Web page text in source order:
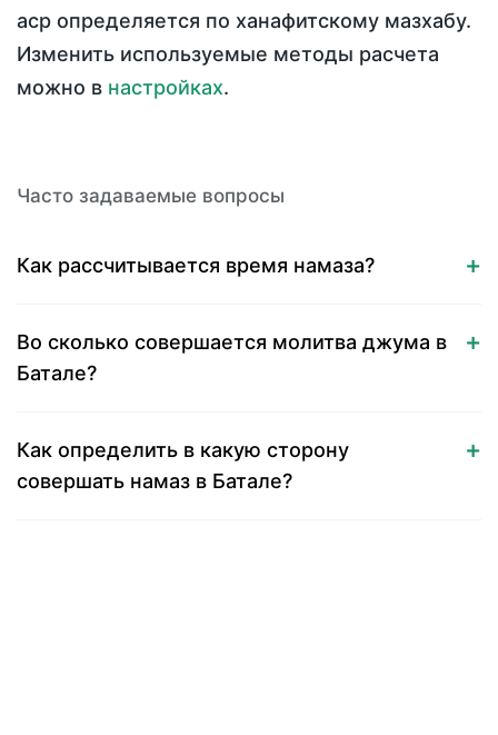
аср определяется по ханафитскому мазхабу.
Изменить используемые методы расчета
можно в настройках.
Часто задаваемые вопросы
Как рассчитывается время намаза?
Во сколько совершается молитва джума в
Батале?
Как определить в какую сторону
совершать намаз в Батале?